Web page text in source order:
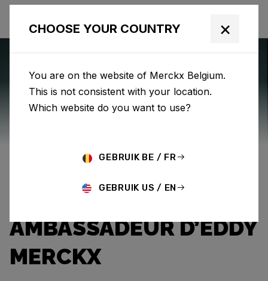
Category: News
PROFESSEUR » : À LA
FOIS CHALLENGER ET
AMBASSADEUR D’EDDY
MERCKX
CHOOSE YOUR COUNTRY ×
You are on the website of Merckx Belgium.
This is not consistent with your location.
Which website do you want to use?
GEBRUIK BE / FR
GEBRUIK US / EN